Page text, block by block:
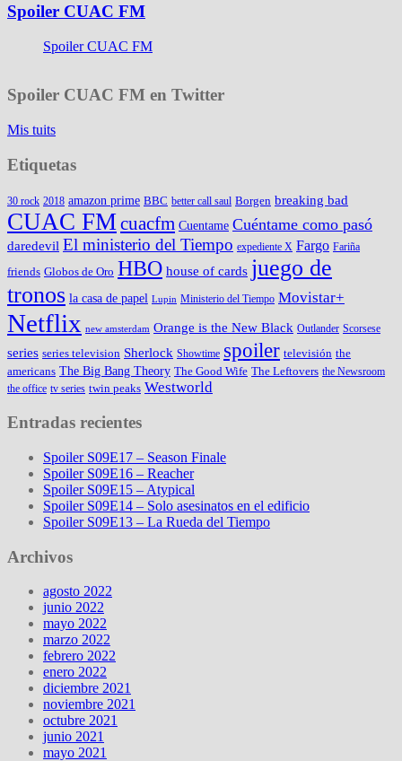
Spoiler CUAC FM
Spoiler CUAC FM
Spoiler CUAC FM en Twitter
Mis tuits
Etiquetas
30 rock 2018 amazon prime BBC better call saul Borgen breaking bad
CUAC FMcuacfm Cuentame Cuéntame como pasó
daredevil El ministerio del Tiempo expediente X Fargo Fariña
friends Globos de Oro HBO house of cards juego de
tronos la casa de papel Lupin Ministerio del Tiempo Movistar+
Netflix new amsterdam Orange is the New Black Outlander Scorsese
series series television Sherlock Showtime spoiler televisión the
americans The Big Bang Theory The Good Wife The Leftovers the Newsroom
the office tv series twin peaks Westworld
Entradas recientes
Spoiler S09E17 – Season Finale
Spoiler S09E16 – Reacher
Spoiler S09E15 – Atypical
Spoiler S09E14 – Solo asesinatos en el edificio
Spoiler S09E13 – La Rueda del Tiempo
Archivos
agosto 2022
junio 2022
mayo 2022
marzo 2022
febrero 2022
enero 2022
diciembre 2021
noviembre 2021
octubre 2021
junio 2021
mayo 2021